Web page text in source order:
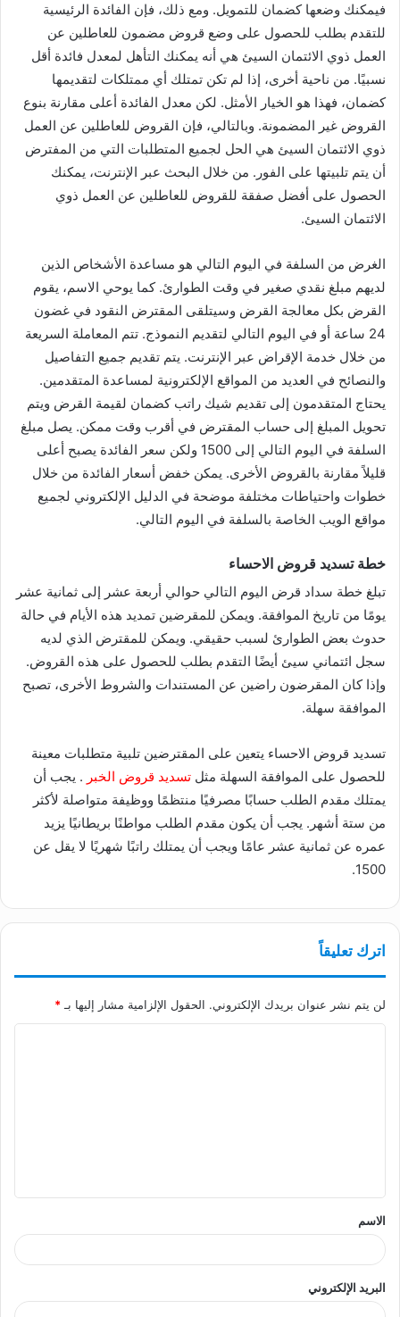
فيمكنك وضعها كضمان للتمويل. ومع ذلك، فإن الفائدة الرئيسية
للتقدم بطلب للحصول على وضع قروض مضمون للعاطلين عن
العمل ذوي الائتمان السيئ هي أنه يمكنك التأهل لمعدل فائدة أقل
نسبيًا. من ناحية أخرى، إذا لم تكن تمتلك أي ممتلكات لتقديمها
كضمان، فهذا هو الخيار الأمثل. لكن معدل الفائدة أعلى مقارنة بنوع
القروض غير المضمونة. وبالتالي، فإن القروض للعاطلين عن العمل
ذوي الائتمان السيئ هي الحل لجميع المتطلبات التي من المفترض
أن يتم تلبيتها على الفور. من خلال البحث عبر الإنترنت، يمكنك
الحصول على أفضل صفقة للقروض للعاطلين عن العمل ذوي
الائتمان السيئ.
الغرض من السلفة في اليوم التالي هو مساعدة الأشخاص الذين
لديهم مبلغ نقدي صغير في وقت الطوارئ. كما يوحي الاسم، يقوم
القرض بكل معالجة القرض وسيتلقى المقترض النقود في غضون
24 ساعة أو في اليوم التالي لتقديم النموذج. تتم المعاملة السريعة
من خلال خدمة الإقراض عبر الإنترنت. يتم تقديم جميع التفاصيل
والنصائح في العديد من المواقع الإلكترونية لمساعدة المتقدمين.
يحتاج المتقدمون إلى تقديم شيك راتب كضمان لقيمة القرض ويتم
تحويل المبلغ إلى حساب المقترض في أقرب وقت ممكن. يصل مبلغ
السلفة في اليوم التالي إلى 1500 ولكن سعر الفائدة يصبح أعلى
قليلاً مقارنة بالقروض الأخرى. يمكن خفض أسعار الفائدة من خلال
خطوات واحتياطات مختلفة موضحة في الدليل الإلكتروني لجميع
مواقع الويب الخاصة بالسلفة في اليوم التالي.
خطة تسديد قروض الاحساء
تبلغ خطة سداد قرض اليوم التالي حوالي أربعة عشر إلى ثمانية عشر
يومًا من تاريخ الموافقة. ويمكن للمقرضين تمديد هذه الأيام في حالة
حدوث بعض الطوارئ لسبب حقيقي. ويمكن للمقترض الذي لديه
سجل ائتماني سيئ أيضًا التقدم بطلب للحصول على هذه القروض.
وإذا كان المقرضون راضين عن المستندات والشروط الأخرى، تصبح
الموافقة سهلة.
تسديد قروض الاحساء يتعين على المقترضين تلبية متطلبات معينة
للحصول على الموافقة السهلة مثل تسديد قروض الخبر . يجب أن
يمتلك مقدم الطلب حسابًا مصرفيًا منتظمًا ووظيفة متواصلة لأكثر
من ستة أشهر. يجب أن يكون مقدم الطلب مواطنًا بريطانيًا يزيد
عمره عن ثمانية عشر عامًا ويجب أن يمتلك راتبًا شهريًا لا يقل عن
1500.
اترك تعليقاً
لن يتم نشر عنوان بريدك الإلكتروني. الحقول الإلزامية مشار إليها بـ *
ق
*
الاسم
البريد الإلكتروني